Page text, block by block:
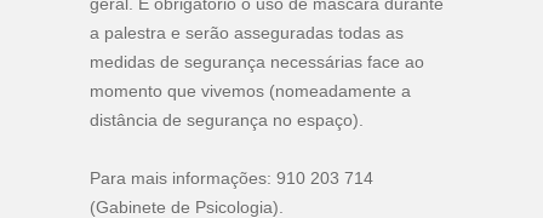
a palestra e serão asseguradas todas as
medidas de segurança necessárias face ao
momento que vivemos (nomeadamente a
distância de segurança no espaço).
Para mais informações: 910 203 714
(Gabinete de Psicologia).